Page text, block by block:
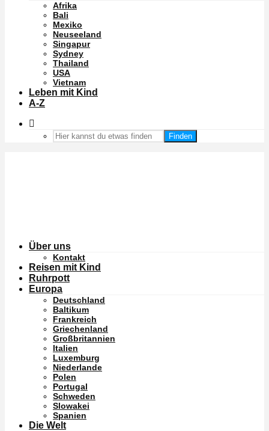
Afrika
Bali
Mexiko
Neuseeland
Singapur
Sydney
Thailand
USA
Vietnam
Leben mit Kind
A-Z
Finden
Über uns
Kontakt
Reisen mit Kind
Ruhrpott
Europa
Deutschland
Baltikum
Frankreich
Griechenland
Großbritannien
Italien
Luxemburg
Niederlande
Polen
Portugal
Schweden
Slowakei
Spanien
Die Welt